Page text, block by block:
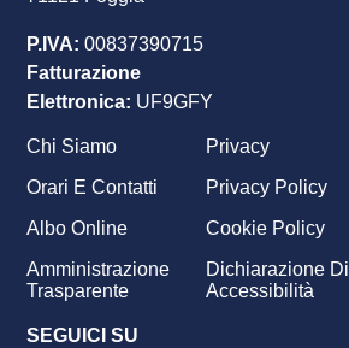
P.IVA: 00837390715
Fatturazione
Elettronica: UF9GFY
Footer
menu
Chi Siamo
Orari E Contatti
Albo Online
Amministrazione
Trasparente
Privacy
Privacy Policy
Cookie Policy
Dichiarazione Di
Accessibilità
SEGUICI SU